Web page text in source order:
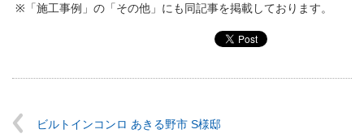
※「施工事例」の「その他」にも同記事を掲載しております。
ビルトインコンロ あきる野市 S様邸